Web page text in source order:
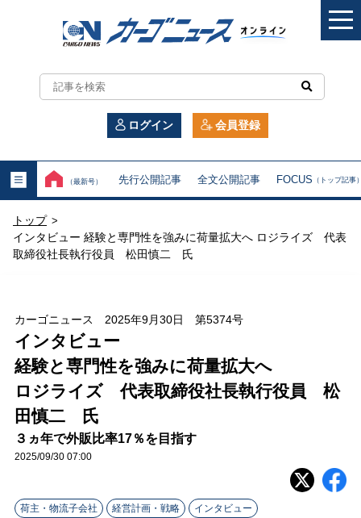
カ
ー
ニ
ュ
ー
ン
ラ
イ
ン
ログイン 会員登録
（最新号） 先行公開記事 全文公開記事 FOCUS （トップ記事
トップ >
インタビュー 経験と専門性を強みに荷量拡大へ ロジライズ 代表
取締役社長執行役員 松田慎二 氏
カーゴニュース 2025年9月30日 第5374号
インタビュー
経験と専門性を強みに荷量拡大へ
ロジライズ 代表取締役社長執行役員 松
田慎二 氏
３ヵ年で外販比率17％を目指す
2025/09/30 07:00
荷主・物流子会社 経営計画・戦略 インタビュー